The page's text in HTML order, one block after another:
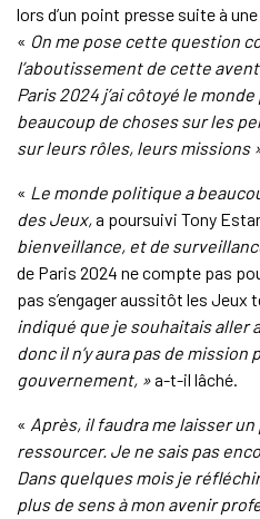
lors d’un point presse suite à
« On me pose cette question
l’aboutissement de cette
Paris 2024 j’ai côtoyé le
beaucoup de choses sur les
sur leurs rôles, leurs missions
« Le monde politique a
des Jeux,a poursuivi Tony
bienveillance, et de
de Paris 2024 ne compte pas
pas s’engager aussitôt les Jeux
indiqué que je souhaitais aller
donc il n’y aura pas de mission
gouvernement, »a-t-il lâché.
« Après, il faudra me laisser
ressourcer. Je ne sais pas
Dans quelques mois je
plus de sens à mon avenir